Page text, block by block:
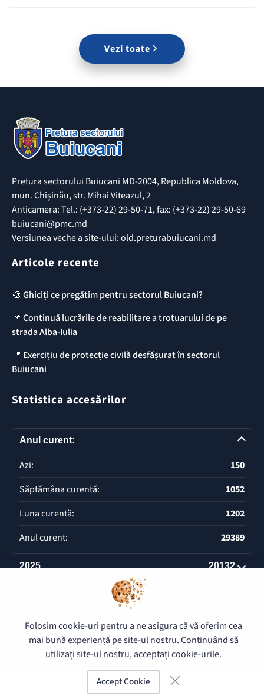
Vezi toate
Pretura sectorului Buiucani MD-2004, Republica Moldova,
mun. Chișinău, str. Mihai Viteazul, 2
Anticamera: Tel.: (+373-22) 29-50-71, fax: (+373-22) 29-50-69
buiucani@pmc.md
Versiunea veche a site-ului: old.preturabuiucani.md
Articole recente
🎨 Ghiciți ce pregătim pentru sectorul Buiucani?
📌 Continuă lucrările de reabilitare a trotuarului de pe
strada Alba-Iulia
📍 Exercițiu de protecție civilă desfășurat în sectorul
Buiucani
Statistica accesărilor
Anul curent:
Azi:
150
Săptămâna curentă:
1052
Luna curentă:
1202
Anul curent:
29389
2025 20132
Deschide
© 2026 Pretura Buiucani - Toate drepturile rezervate.
Folosim cookie-uri pentru a ne asigura că vă oferim cea
mai bună experiență pe site-ul nostru. Continuând să
utilizați site-ul nostru, acceptați cookie-urile.
Accept Cookie